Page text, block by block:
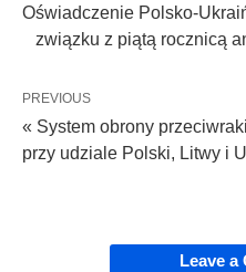
Oświadczenie Polsko-
związku z piątą rocznicą
PREVIOUS
« System obrony
przy udziale Polski, Litwy i
Leave a